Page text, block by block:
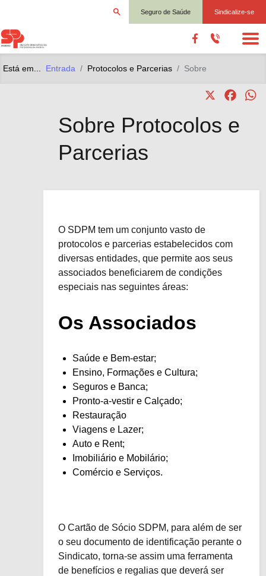
Seguro de Saúde Sindicalize-se
Está em... Entrada Protocolos e Parcerias Sobre
X
Sobre Protocolos e
Parcerias
O SDPM tem um conjunto vasto de
protocolos e parcerias estabelecidos com
diversas entidades, que permite aos seus
associados beneficiarem de condições
especiais nas seguintes áreas:
Os Associados
Saúde e Bem-estar;
Ensino, Formações e Cultura;
Seguros e Banca;
Pronto-a-vestir e Calçado;
Restauração
Viagens e Lazer;
Auto e Rent;
Imobiliário e Mobilário;
Comércio e Serviços.
O Cartão de Sócio SDPM, para além de ser
o seu documento de identificação perante o
Sindicato, torna-se assim uma ferramenta
de benefícios e regalias que deverá ser